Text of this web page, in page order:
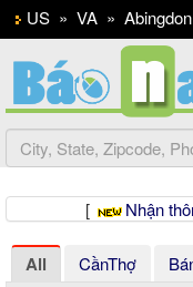
US » VA » Abingdon
[ Nhận
All CầnThợ